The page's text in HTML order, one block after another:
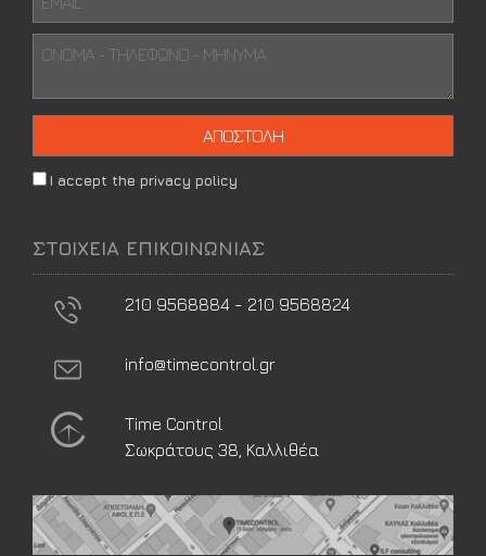
I accept the privacy policy
ΣΤΟΙΧΕΙΑ ΕΠΙΚΟΙΝΩΝΙΑΣ
210 9568884 - 210 9568824
info@timecontrol.gr
Time Control
Σωκράτους 38, Καλλιθέα